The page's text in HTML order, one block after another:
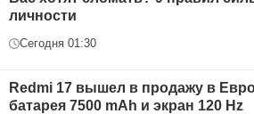
личности
Сегодня 01:30
Redmi 17 вышел в продажу в
батарея 7500 mAh и экран 120 Hz